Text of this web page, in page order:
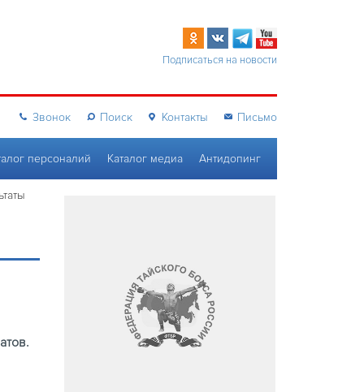
Подписаться на новости
Звонок Поиск Контакты Письмо
персоналий Каталог медиа Антидопинг